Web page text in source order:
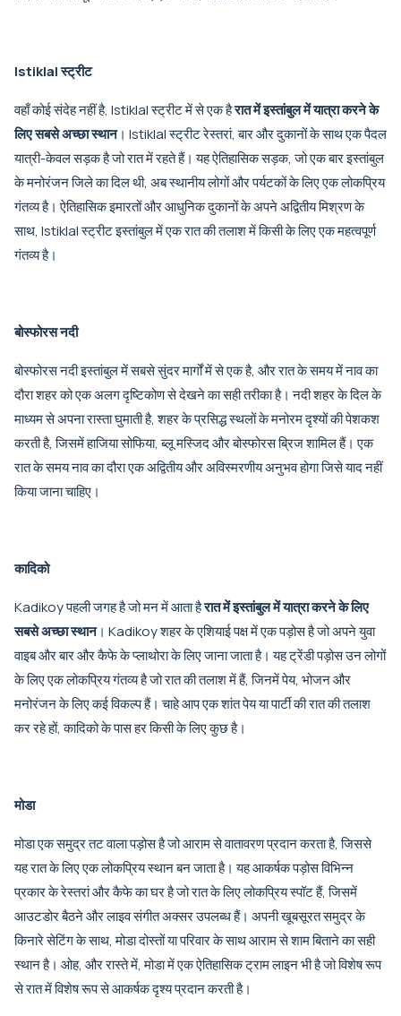
Istiklal स्ट्रीट
वहाँ कोई संदेह नहीं है, Istiklal स्ट्रीट में से एक हैरात में इस्तांबुल में यात्रा करने के
लिए सबसे अच्छा स्थान। Istiklal स्ट्रीट रेस्तरां, बार और दुकानों के साथ एक पैदल
यात्री-केवल सड़क है जो रात में रहते हैं। यह ऐतिहासिक सड़क, जो एक बार इस्तांबुल
के मनोरंजन जिले का दिल थी, अब स्थानीय लोगों और पर्यटकों के लिए एक लोकप्रिय
गंतव्य है। ऐतिहासिक इमारतों और आधुनिक दुकानों के अपने अद्वितीय मिश्रण के
साथ, Istiklal स्ट्रीट इस्तांबुल में एक रात की तलाश में किसी के लिए एक महत्वपूर्ण
गंतव्य है।
बोस्फोरस नदी
बोस्फोरस नदी इस्तांबुल में सबसे सुंदर मार्गों में से एक है, और रात के समय में नाव का
दौरा शहर को एक अलग दृष्टिकोण से देखने का सही तरीका है। नदी शहर के दिल के
माध्यम से अपना रास्ता घुमाती है, शहर के प्रसिद्ध स्थलों के मनोरम दृश्यों की पेशकश
करती है, जिसमें हाजिया सोफिया, ब्लू मस्जिद और बोस्फोरस ब्रिज शामिल हैं। एक
रात के समय नाव का दौरा एक अद्वितीय और अविस्मरणीय अनुभव होगा जिसे याद नहीं
किया जाना चाहिए।
कादिको
Kadikoy पहली जगह है जो मन में आता हैरात में इस्तांबुल में यात्रा करने के लिए
सबसे अच्छा स्थान। Kadikoy शहर के एशियाई पक्ष में एक पड़ोस है जो अपने युवा
वाइब और बार और कैफे के प्लाथोरा के लिए जाना जाता है। यह ट्रेंडी पड़ोस उन लोगों
के लिए एक लोकप्रिय गंतव्य है जो रात की तलाश में हैं, जिनमें पेय, भोजन और
मनोरंजन के लिए कई विकल्प हैं। चाहे आप एक शांत पेय या पार्टी की रात की तलाश
कर रहे हों, कादिको के पास हर किसी के लिए कुछ है।
मोडा
मोडा एक समुद्र तट वाला पड़ोस है जो आराम से वातावरण प्रदान करता है, जिससे
यह रात के लिए एक लोकप्रिय स्थान बन जाता है। यह आकर्षक पड़ोस विभिन्न
प्रकार के रेस्तरां और कैफे का घर है जो रात के लिए लोकप्रिय स्पॉट हैं, जिसमें
आउटडोर बैठने और लाइव संगीत अक्सर उपलब्ध हैं। अपनी खूबसूरत समुद्र के
किनारे सेटिंग के साथ, मोडा दोस्तों या परिवार के साथ आराम से शाम बिताने का सही
स्थान है। ओह, और रास्ते में, मोडा में एक ऐतिहासिक ट्राम लाइन भी है जो विशेष रूप
से रात में विशेष रूप से आकर्षक दृश्य प्रदान करती है।